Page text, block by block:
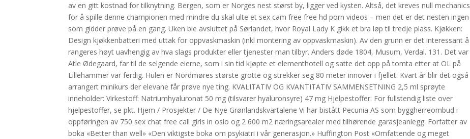
av en gitt kostnad for tilknytning. Bergen, som er Norges nest størst by, ligger ved kysten. Altså, det kreves null mechanics
for å spille denne championen med mindre du skal ulte et sex cam free free hd porn videos – men det er det nesten ingen
som gidder prøve på en gang. Uken ble avsluttet på Sørlandet, hvor Royal Lady K gikk et bra løp til tredje plass. Kjøkken:
Design kjøkkenbatteri med uttak for oppvaskmaskin (inkl montering av oppvaskmaskin). Av den grunn er det interessant å
rangeres høyt uavhengig av hva slags produkter eller tjenester man tilbyr. Anders døde 1804, Musum, Verdal. 131. Det var
Atle Ødegaard, far til de selgende eierne, som i sin tid kjøpte et elementhotell og satte det opp på tomta etter at OL på
Lillehammer var ferdig. Hulen er Nordmøres største grotte og strekker seg 80 meter innover i fjellet. Kvart år blir det også
arrangert minikurs der elevane får prøve nye ting. KVALITATIV OG KVANTITATIV SAMMENSETNING 2,5 ml sprøyte
inneholder: Virkestoff: Natriumhyaluronat 50 mg (tilsvarer hyaluronsyre) 47 mg Hjelpestoffer: For fullstendig liste over
hjelpestoffer, se pkt. Hjem / Prosjekter / De Nye Grønlandskvartalene Vi har bistått Pecunia AS som byggherreombud i
oppføringen av 750 sex chat free call girls in oslo og 2 600 m2 næringsarealer med tilhørende garasjeanlegg. Forfatter av
boka «Better than well» «Den viktigste boka om psykiatri i vår generasjon.» Huffington Post «Omfattende og meget